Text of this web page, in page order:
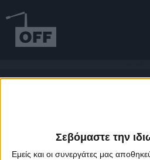
Σεβόμαστε την
Εμείς και οι συνεργάτες μας